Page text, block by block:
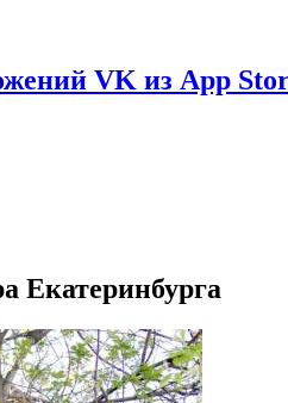
VK из App
Екатеринбурга